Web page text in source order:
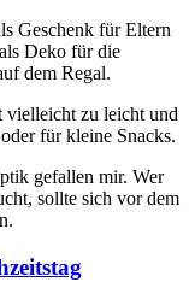
Geschenk für Eltern
Deko für die
dem Regal.
vielleicht zu leicht und
für kleine Snacks.
gefallen mir. Wer
sollte sich vor dem